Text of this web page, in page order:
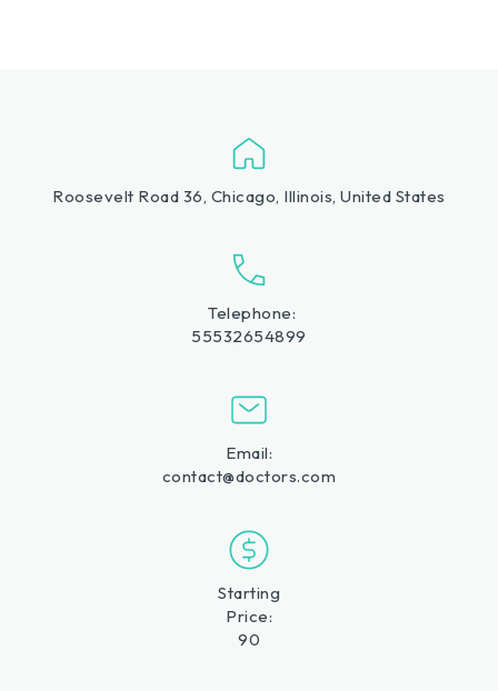
Roosevelt Road 36, Chicago, Illinois, United States
Telephone:
55532654899
Email:
contact@doctors.com
Starting
Price:
90